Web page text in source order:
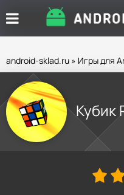
android-sklad.ru » Игры для
Кубик